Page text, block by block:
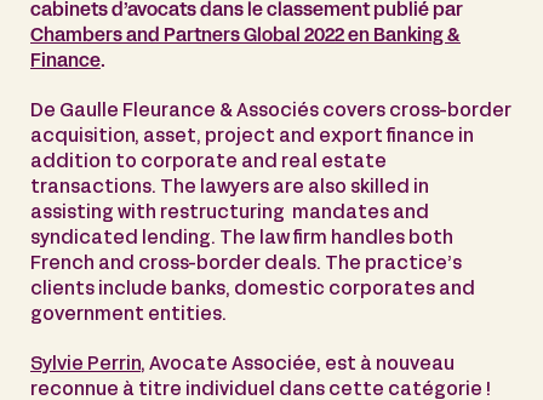
cabinets d’avocats dans le classement publié par
Chambers and Partners Global 2022 en Banking &
Finance.
De Gaulle Fleurance & Associés covers cross-border
acquisition, asset, project and export finance in
addition to corporate and real estate
transactions. The lawyers are also skilled in
assisting with restructuring mandates and
syndicated lending. The law firm handles both
French and cross-border deals. The practice’s
clients include banks, domestic corporates and
government entities.
Sylvie Perrin, Avocate Associée, est à nouveau
reconnue à titre individuel dans cette catégorie !